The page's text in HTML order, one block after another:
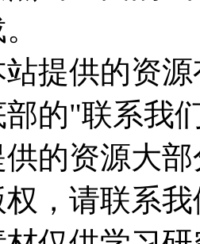
提供的资
的"联系我
的资源大
，请联系